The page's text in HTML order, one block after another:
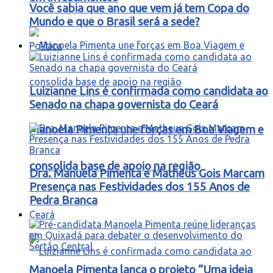
Manoela Pimenta une forças em Boa Viagem e
consolida base de apoio na região
Ceará
Você sabia que ano que vem já tem Copa do
Mundo e que o Brasil será a sede?
Política
Luizianne Lins é confirmada como candidata ao
Senado na chapa governista do Ceará
Dra. Manuela Pimenta e Matheus Gois Marcam
Presença nas Festividades dos 155 Anos de
Pedra Branca
Manoela Pimenta lança o projeto “Uma ideia